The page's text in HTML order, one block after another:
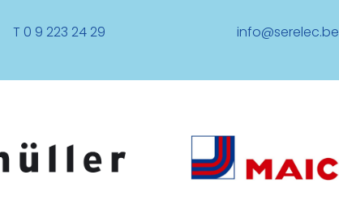
T 0 9 223 24 29 info@serelec.be